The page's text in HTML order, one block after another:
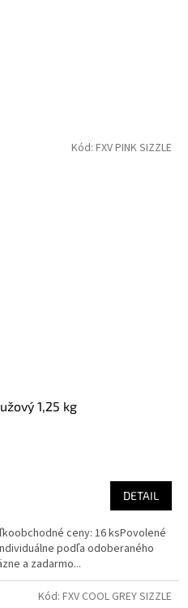
1,25 kg
DETAIL
ceny: 16 ksPovolené
podľa odoberaného
a zadarmo...
Kód: FXV PINK SIZZLE
Kód: FXV COOL GREY SIZZLE